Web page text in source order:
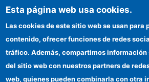
Institutional identity
Esta página web usa cookies.
Las cookies de este sitio web se usan para
contenido, ofrecer funciones de redes
tráfico. Además, compartimos información
del sitio web con nuestros partners de
web, quienes pueden combinarla con otra